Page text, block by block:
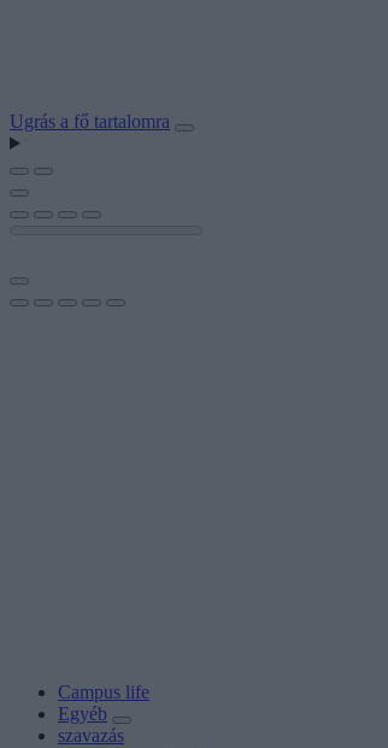
Ugrás a fő tartalomra
Campus life
Egyéb
szavazás